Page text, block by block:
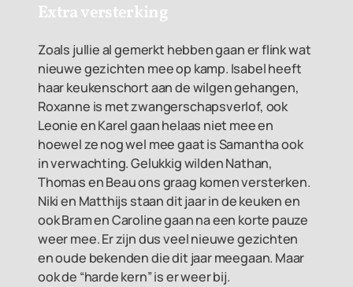
Extra versterking
Zoals jullie al gemerkt hebben gaan er flink wat
nieuwe gezichten mee op kamp. Isabel heeft
haar keukenschort aan de wilgen gehangen,
Roxanne is met zwangerschapsverlof, ook
Leonie en Karel gaan helaas niet mee en
hoewel ze nog wel mee gaat is Samantha ook
in verwachting. Gelukkig wilden Nathan,
Thomas en Beau ons graag komen versterken.
Niki en Matthijs staan dit jaar in de keuken en
ook Bram en Caroline gaan na een korte pauze
weer mee. Er zijn dus veel nieuwe gezichten
en oude bekenden die dit jaar meegaan. Maar
ook de “harde kern” is er weer bij.